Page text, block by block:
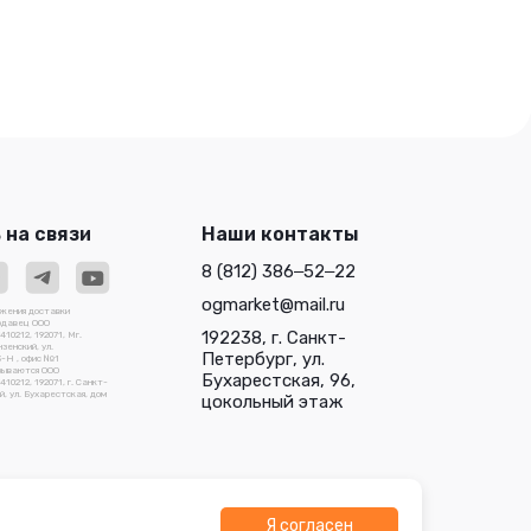
связи
доставки
ООО
192071, Мг.
ул.
Н , офис №1
ООО
192071, г. Санкт-
ул. Бухарестская, дом
Наши контакты
8 (812) 386‒52‒22
ogmarket@mail.ru
192238, г. Санкт-
Петербург, ул.
Бухарестская, 96,
цокольный этаж
Я согласен